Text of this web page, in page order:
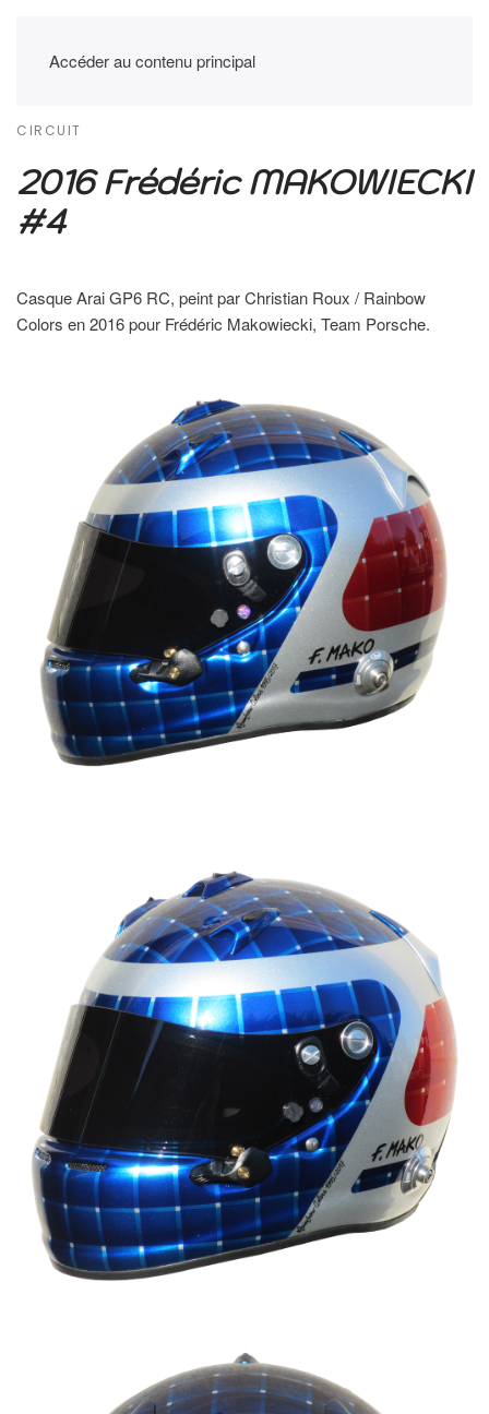
Accéder au contenu principal
CIRCUIT
2016 Frédéric MAKOWIECKI
#4
Casque Arai GP6 RC, peint par Christian Roux / Rainbow
Colors en 2016 pour Frédéric Makowiecki, Team Porsche.